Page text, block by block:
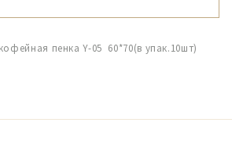
пенка Y-05 60*70(в упак.10шт)